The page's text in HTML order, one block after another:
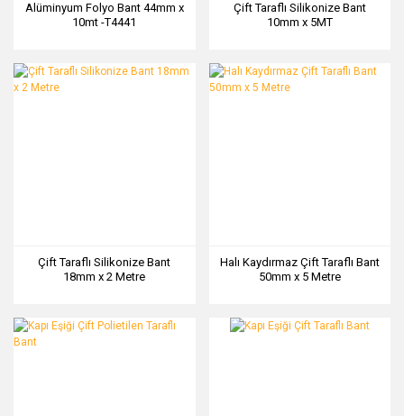
Alüminyum Folyo Bant 44mm x
10mt -T4441
Çift Taraflı Silikonize Bant
10mm x 5MT
Çift Taraflı Silikonize Bant
18mm x 2 Metre
Halı Kaydırmaz Çift Taraflı Bant
50mm x 5 Metre